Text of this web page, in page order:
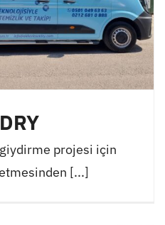
projesi için
[...]